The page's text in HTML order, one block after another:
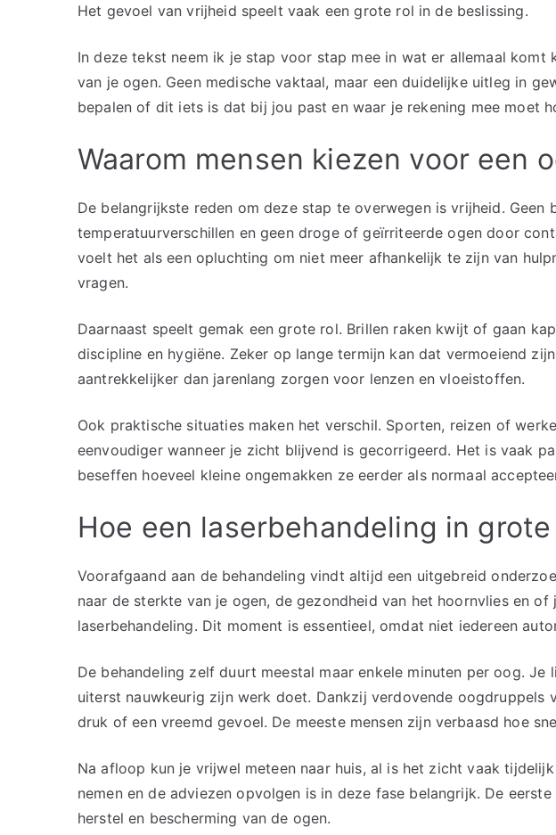
Het gevoel van vrijheid speelt vaak een grote rol in de beslissing.
In deze tekst neem ik je stap voor stap mee in wat er allemaal komt
van je ogen. Geen medische vaktaal, maar een duidelijke uitleg in
bepalen of dit iets is dat bij jou past en waar je rekening mee moet
Waarom mensen kiezen voor een
De belangrijkste reden om deze stap te overwegen is vrijheid. Geen
temperatuurverschillen en geen droge of geïrriteerde ogen door
voelt het als een opluchting om niet meer afhankelijk te zijn van
vragen.
Daarnaast speelt gemak een grote rol. Brillen raken kwijt of gaan
discipline en hygiëne. Zeker op lange termijn kan dat vermoeiend
aantrekkelijker dan jarenlang zorgen voor lenzen en vloeistoffen.
Ook praktische situaties maken het verschil. Sporten, reizen of
eenvoudiger wanneer je zicht blijvend is gecorrigeerd. Het is vaak
beseffen hoeveel kleine ongemakken ze eerder als normaal
Hoe een laserbehandeling in
Voorafgaand aan de behandeling vindt altijd een uitgebreid
naar de sterkte van je ogen, de gezondheid van het hoornvlies en
laserbehandeling. Dit moment is essentieel, omdat niet iedereen
De behandeling zelf duurt meestal maar enkele minuten per oog.
uiterst nauwkeurig zijn werk doet. Dankzij verdovende oogdruppels
druk of een vreemd gevoel. De meeste mensen zijn verbaasd hoe
Na afloop kun je vrijwel meteen naar huis, al is het zicht vaak
nemen en de adviezen opvolgen is in deze fase belangrijk. De
herstel en bescherming van de ogen.